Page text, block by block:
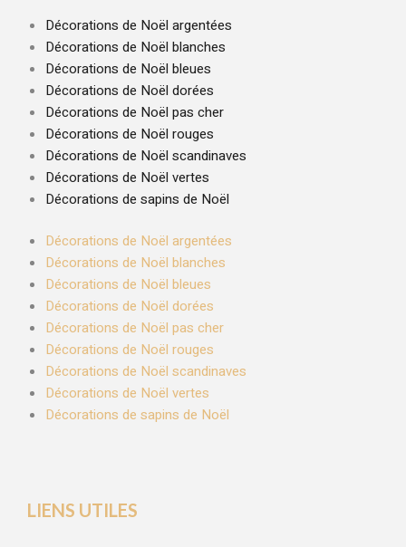
Décorations de Noël argentées
Décorations de Noël blanches
Décorations de Noël bleues
Décorations de Noël dorées
Décorations de Noël pas cher
Décorations de Noël rouges
Décorations de Noël scandinaves
Décorations de Noël vertes
Décorations de sapins de Noël
Décorations de Noël argentées
Décorations de Noël blanches
Décorations de Noël bleues
Décorations de Noël dorées
Décorations de Noël pas cher
Décorations de Noël rouges
Décorations de Noël scandinaves
Décorations de Noël vertes
Décorations de sapins de Noël
LIENS UTILES